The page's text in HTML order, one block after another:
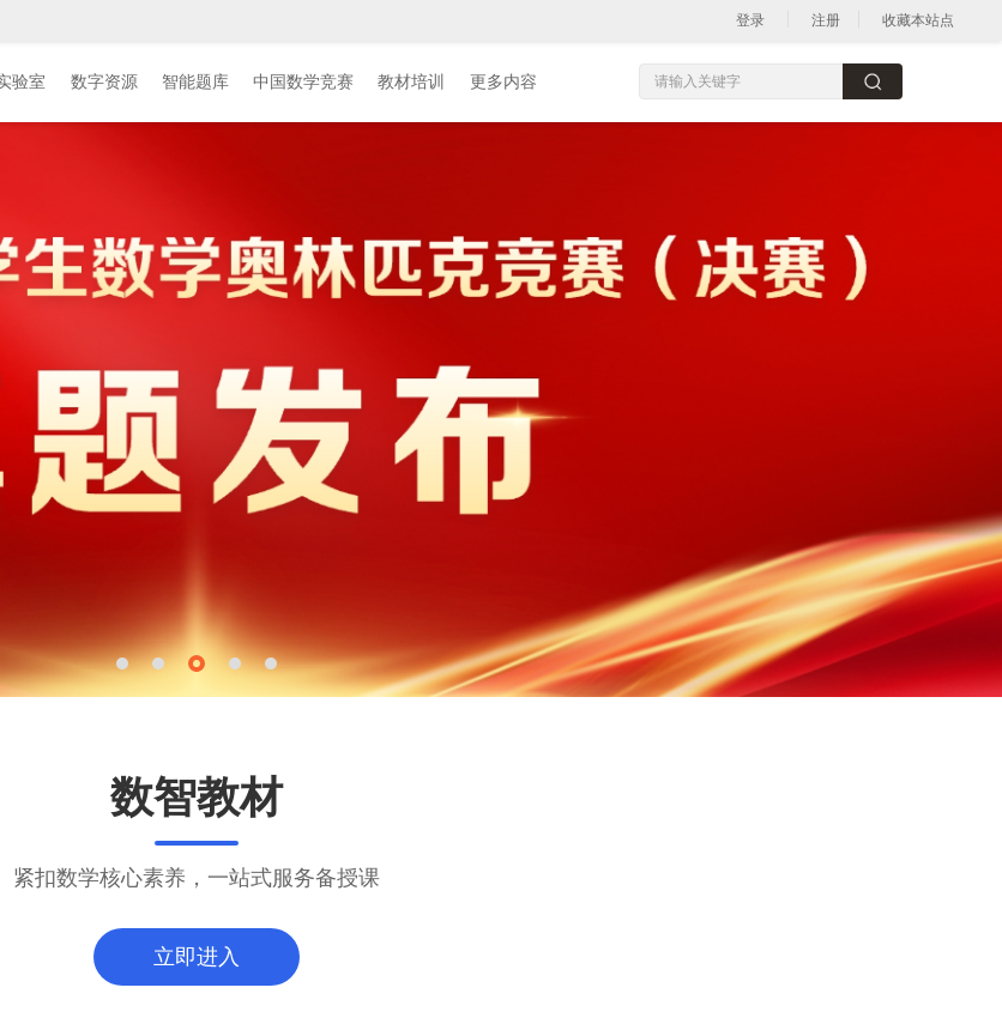
登录 注册 收藏本站点
验室
验室 数字资源
数字资源 智能题库
智能题库 中国数学竞赛
中国数学竞赛 教材培训
教材培训 更多内容
更多内容
数智教材
紧扣数学核心素养，一站式服务备授课
立即进入